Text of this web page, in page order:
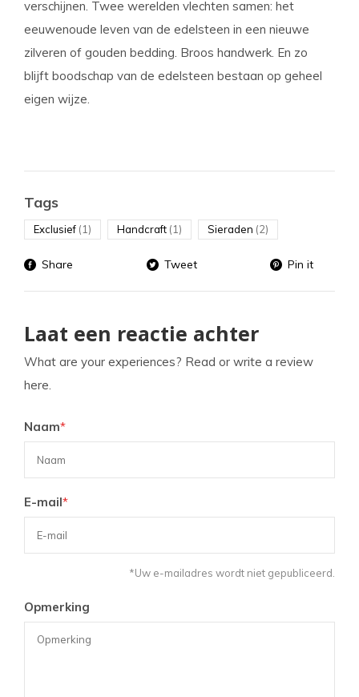
verschijnen. Twee werelden vlechten samen: het
eeuwenoude leven van de edelsteen in een nieuwe
zilveren of gouden bedding. Broos handwerk. En zo
blijft boodschap van de edelsteen bestaan op geheel
eigen wijze.
Tags
Exclusief (1) Handcraft (1) Sieraden (2)
Share Tweet Pin it
Laat een reactie achter
What are your experiences? Read or write a review
here.
Naam*
E-mail*
*Uw e-mailadres wordt niet gepubliceerd.
Opmerking